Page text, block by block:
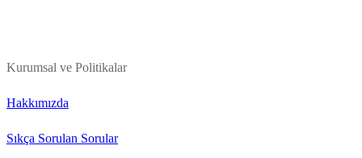
Kurumsal ve Politikalar
Hakkımızda
Sıkça Sorulan Sorular